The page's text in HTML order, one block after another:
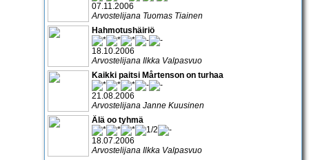
07.11.2006
Arvostelijana Tuomas Tiainen
Hahmotushäiriö
18.10.2006
Arvostelijana Ilkka Valpasvuo
Kaikki paitsi Mårtenson on turhaa
21.08.2006
Arvostelijana Janne Kuusinen
Älä oo tyhmä
18.07.2006
Arvostelijana Ilkka Valpasvuo